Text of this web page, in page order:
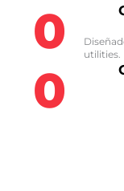
0
utilities.
0